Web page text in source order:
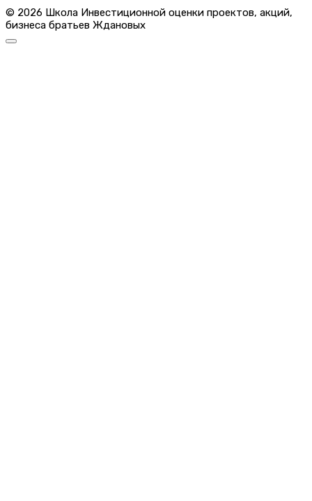
© 2026 Школа Инвестиционной оценки проектов, акций,
бизнеса братьев Ждановых